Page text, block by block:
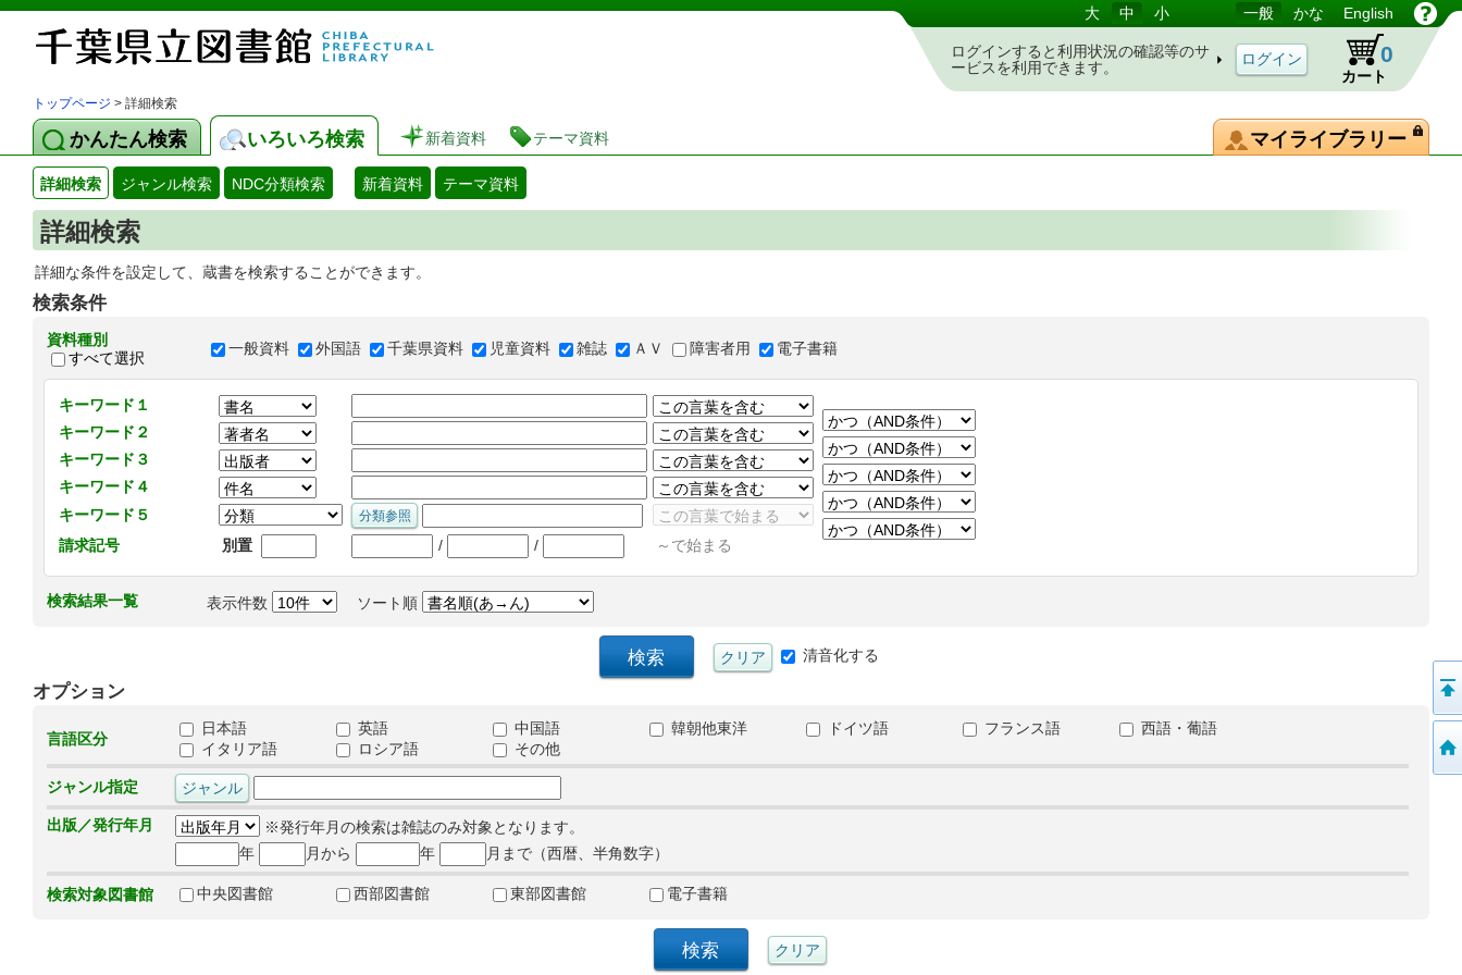
図書館 蔵書検索・予約システム 大 中 小 一般 かな English
ログインすると利用状況の確認等のサ
ービスを利用できます。
カート
0
トップページ > 詳細検索
かんたん検索 いろいろ検索 新着資料 テーマ資料 マイライブラリー
詳細検索 ジャンル検索 NDC分類検索 新着資料 テーマ資料
詳細検索
詳細な条件を設定して、蔵書を検索することができます。
検索条件
資料種別
すべて選択
一般資料 外国語 千葉県資料 児童資料 雑誌 ＡＶ 障害者用 電子書籍
キーワード１
キーワード２
キーワード３
キーワード４
キーワード５
請求記号
別置 / / ～で始まる
検索結果一覧 表示件数 ソート順
清音化する
オプション
言語区分
日本語 英語 中国語 韓朝他東洋 ドイツ語 フランス語
西語・葡語
イタリア語
ロシア語 その他
ジャンル指定
出版／発行年月
※発行年月の検索は雑誌のみ対象となります。
年
月から 年 月まで（西暦、半角数字）
検索対象図書館 中央図書館 西部図書館 東部図書館 電子書籍